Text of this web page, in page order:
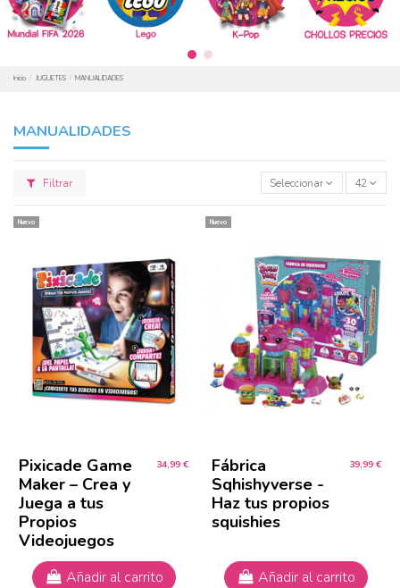
Inicio JUGUETES MANUALIDADES
MANUALIDADES
Filtrar Seleccionar 42
Nuevo
Pixicade Game
Maker – Crea y
Juega a tus
Propios
Videojuegos
34,99 €
Añadir al carrito
Nuevo
Fábrica
Sqhishyverse -
Haz tus propios
squishies
39,99 €
Añadir al carrito